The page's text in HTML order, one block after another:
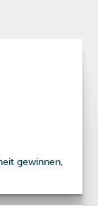
gewinnen,